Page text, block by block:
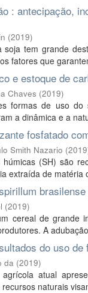
: antecipação,
(2019)
soja tem grande
fatores que
e estoque de
Chaves (2019)
formas de uso
a dinâmica e a
fosfatado
Smith Nazario (2019
húmicas (SH) são
extraída de
(2019)
cereal de grande
A
do uso
da (2019)
atual
naturais